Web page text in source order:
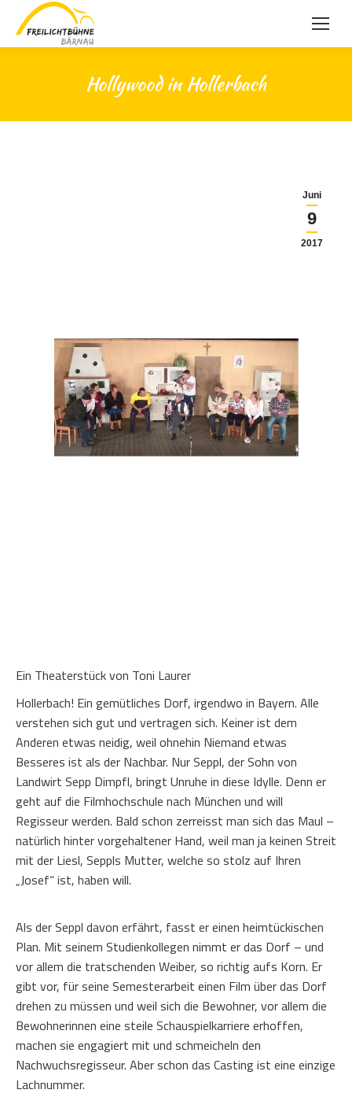
Hollywood in Hollerbach
Juni
9
2017
Ein Theaterstück von Toni Laurer
Hollerbach! Ein gemütliches Dorf, irgendwo in Bayern. Alle
verstehen sich gut und vertragen sich. Keiner ist dem
Anderen etwas neidig, weil ohnehin Niemand etwas
Besseres ist als der Nachbar. Nur Seppl, der Sohn von
Landwirt Sepp Dimpfl, bringt Unruhe in diese Idylle. Denn er
geht auf die Filmhochschule nach München und will
Regisseur werden. Bald schon zerreisst man sich das Maul –
natürlich hinter vorgehaltener Hand, weil man ja keinen Streit
mit der Liesl, Seppls Mutter, welche so stolz auf Ihren
„Josef“ ist, haben will.
Als der Seppl davon erfährt, fasst er einen heimtückischen
Plan. Mit seinem Studienkollegen nimmt er das Dorf – und
vor allem die tratschenden Weiber, so richtig aufs Korn. Er
gibt vor, für seine Semesterarbeit einen Film über das Dorf
drehen zu müssen und weil sich die Bewohner, vor allem die
Bewohnerinnen eine steile Schauspielkarriere erhoffen,
machen sie engagiert mit und schmeicheln den
Nachwuchsregisseur. Aber schon das Casting ist eine einzige
Lachnummer.